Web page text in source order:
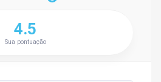
4.5
Sua pontuação